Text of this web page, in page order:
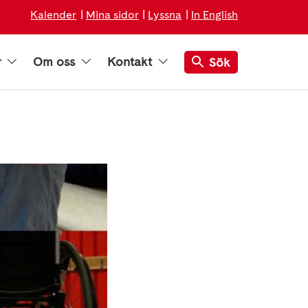
Kalender Mina sidor Lyssna In English
Om oss Kontakt Sök